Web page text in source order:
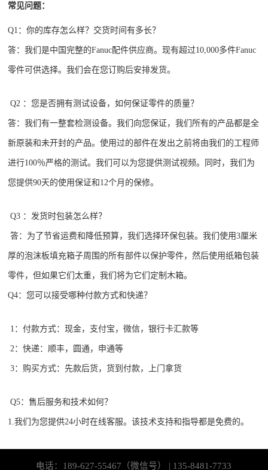
常见问题：
Q1：你的库存怎么样？交货时间有多长？
答：我们是中国完整的Fanuc配件供应商。现有超过10,000多件Fanuc
零件可供选择。我们会在您订购后安排发货。
Q2 ：您是否拥有测试设备，如何保证零件的质量？
答：我们有一整套检测设备。我们向您保证，我们所有的产品都是全
新原装和未开封的产品。使用过的部件在发出之前将由我们的工程师
进行100％严格的测试。我们可以为您提供测试视频。同时，我们为
您提供90天的使用保证和12个月的保修。
Q3 ：发货时包装怎么样？
答：为了节省运费和降低预算，我们选择环保包装。我们使用3厘米
厚的泡沫板填充箱子周围的所有部件以保护零件，然后使用纸箱包装
零件，但如果它们太重，我们将为它们定制木箱。
Q4：您可以接受哪种付款方式和快递？
1：付款方式：现金，支付宝，微信，银行卡汇款等
2：快递：顺丰，圆通，申通等
3：购买方式：先款后货，货到付款，上门拿货
Q5：售后服务和技术如何？
1.我们为您提供24小时在线客服。该技术支持和指导都是免费的。
电话：189-627-55467（微信号） | 135-8481-7733